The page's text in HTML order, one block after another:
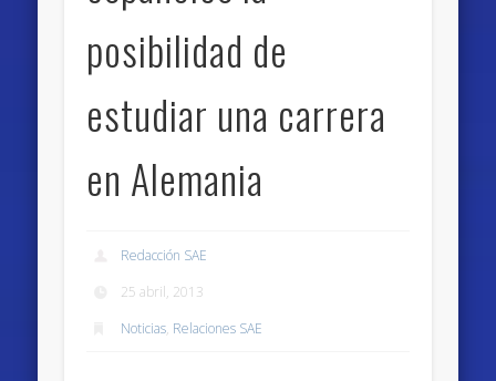
posibilidad de
estudiar una carrera
en Alemania
Redacción SAE
25 abril, 2013
Noticias, Relaciones SAE